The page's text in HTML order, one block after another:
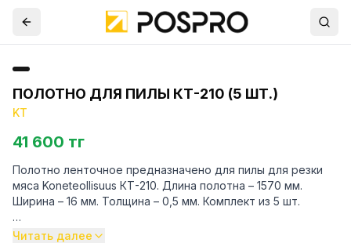
ПОЛОТНО ДЛЯ ПИЛЫ КТ-210 (5 ШТ.)
KT
41 600 тг
Полотно ленточное предназначено для пилы для резки
мяса Koneteollisuus КТ-210. Длина полотна – 1570 мм.
Ширина – 16 мм. Толщина – 0,5 мм. Комплект из 5 шт.
При размещении заказа просим указать серийный номер
Читать далее